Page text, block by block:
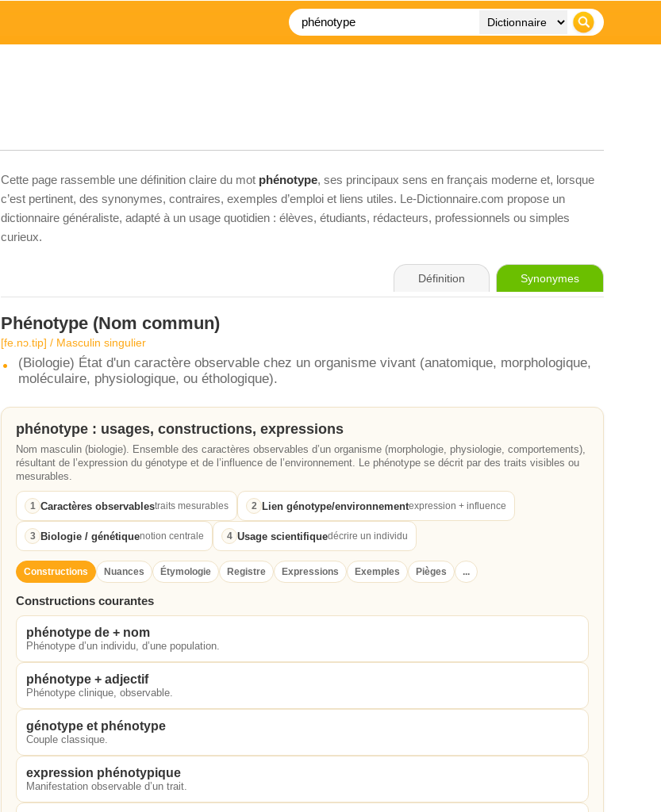
Cette page rassemble une définition claire du mot phénotype, ses principaux sens en français moderne et, lorsque
c’est pertinent, des synonymes, contraires, exemples d’emploi et liens utiles. Le-Dictionnaire.com propose un
dictionnaire généraliste, adapté à un usage quotidien : élèves, étudiants, rédacteurs, professionnels ou simples
curieux.
Définition Synonymes
Phénotype (Nom commun)
[fe.nɔ.tip] / Masculin singulier
(Biologie) État d'un caractère observable chez un organisme vivant (anatomique, morphologique,
moléculaire, physiologique, ou éthologique).
phénotype : usages, constructions, expressions
Nom masculin (biologie). Ensemble des caractères observables d’un organisme (morphologie, physiologie, comportements),
résultant de l’expression du génotype et de l’influence de l’environnement. Le phénotype se décrit par des traits visibles ou
mesurables.
1 Caractères observablestraits mesurables 2 Lien génotype/environnementexpression + influence
3 Biologie / génétiquenotion centrale 4 Usage scientifiquedécrire un individu
Constructions Nuances Étymologie Registre Expressions Exemples Pièges ...
Constructions courantes
phénotype de + nom
Phénotype d’un individu, d’une population.
phénotype + adjectif
Phénotype clinique, observable.
génotype et phénotype
Couple classique.
expression phénotypique
Manifestation observable d’un trait.